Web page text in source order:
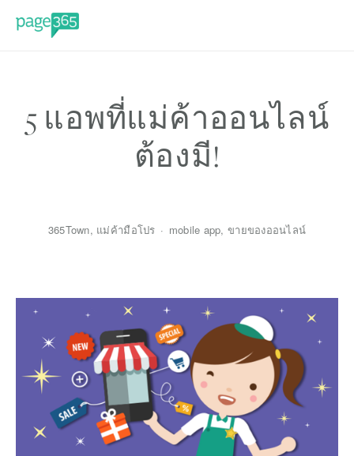
5 แอพที่แม่ค้าออนไลน์
ต้องมี!
365Town, แม่ค้ามือโปร mobile app, ขายของออนไลน์